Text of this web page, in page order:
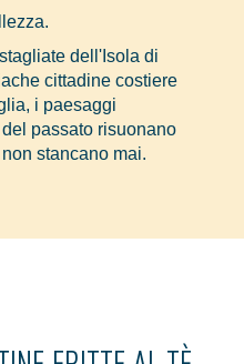
dell'Isola di
cittadine costiere
i paesaggi
passato risuonano
stancano mai.